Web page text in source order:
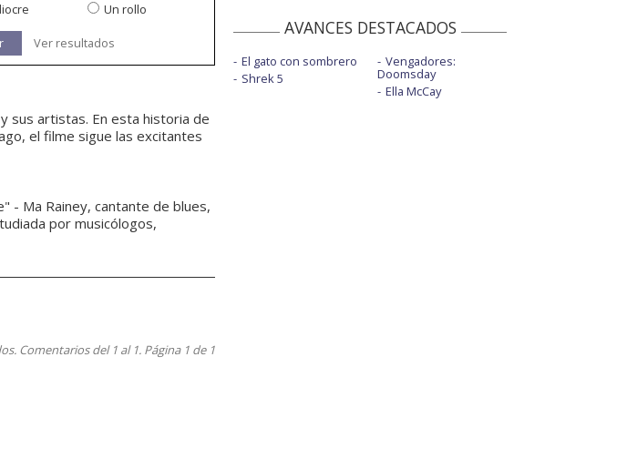
Un rollo
Ver resultados
sus artistas. En esta historia de
el filme sigue las excitantes
- Ma Rainey, cantante de blues,
por musicólogos,
Comentarios del 1 al 1. Página 1 de 1
AVANCES DESTACADOS
El gato con sombrero
Shrek 5
Vengadores:
Doomsday
Ella McCay